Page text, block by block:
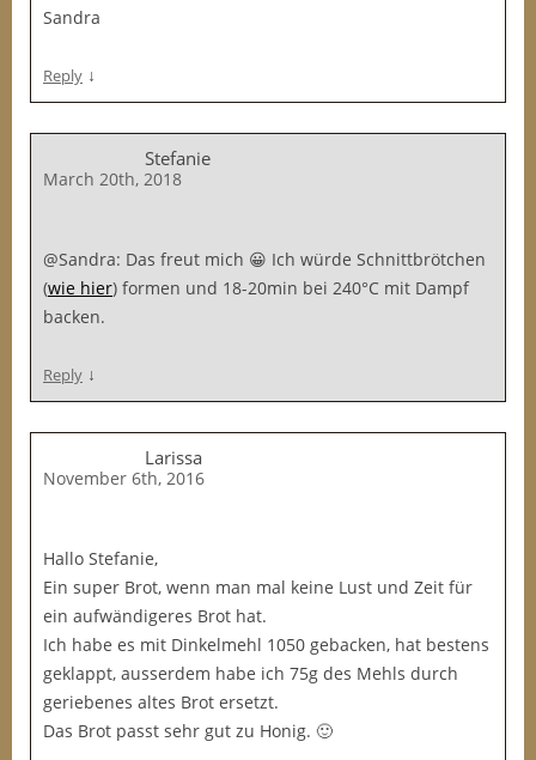
Sandra
Reply ↓
Stefanie
March 20th, 2018
@Sandra: Das freut mich 😀 Ich würde Schnittbrötchen
(wie hier) formen und 18-20min bei 240°C mit Dampf
backen.
Reply ↓
Larissa
November 6th, 2016
Hallo Stefanie,
Ein super Brot, wenn man mal keine Lust und Zeit für
ein aufwändigeres Brot hat.
Ich habe es mit Dinkelmehl 1050 gebacken, hat bestens
geklappt, ausserdem habe ich 75g des Mehls durch
geriebenes altes Brot ersetzt.
Das Brot passt sehr gut zu Honig. 🙂